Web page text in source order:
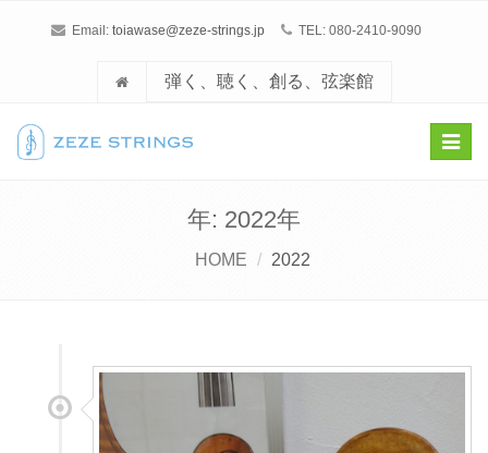
Email: toiawase@zeze-strings.jp TEL: 080-2410-9090
弾く、聴く、創る、弦楽館
年: 2022年
HOME 2022